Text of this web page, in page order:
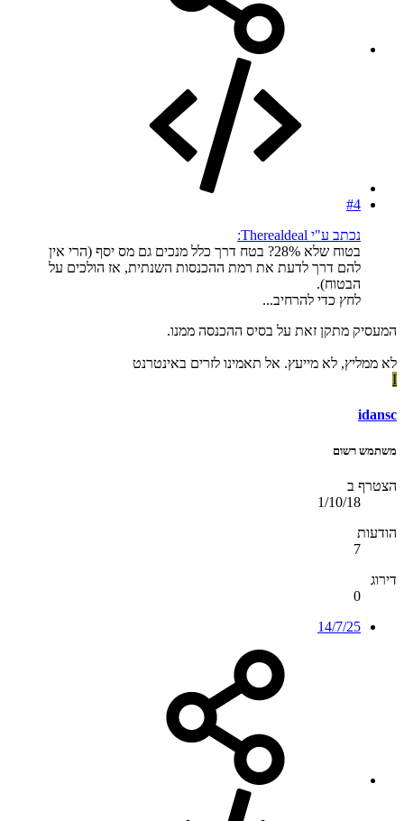
#4
נכתב ע"י Therealdeal:
בטוח שלא 28%? בטח דרך כלל מנכים גם מס יסף (הרי אין
להם דרך לדעת את רמת ההכנסות השנתית, אז הולכים על
הבטוח).
לחץ כדי להרחיב...
המעסיק מתקן זאת על בסיס ההכנסה ממנו.
לא ממליץ, לא מייעץ. אל תאמינו לזרים באינטרנט
I
idansc
משתמש רשום
הצטרף ב
1/10/18
הודעות
7
דירוג
0
14/7/25